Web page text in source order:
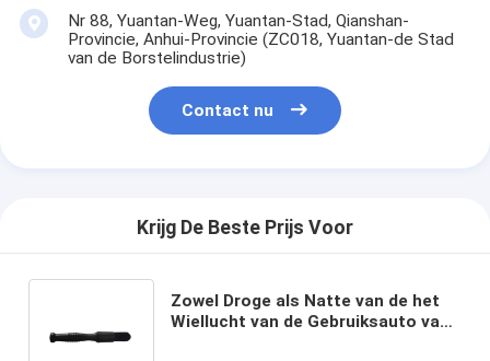
Nr 88, Yuantan-Weg, Yuantan-Stad, Qianshan-
Provincie, Anhui-Provincie (ZC018, Yuantan-de Stad
van de Borstelindustrie)
Contact nu
Krijg De Beste Prijs Voor
Zowel Droge als Natte van de het
Wiellucht van de Gebruiksauto van